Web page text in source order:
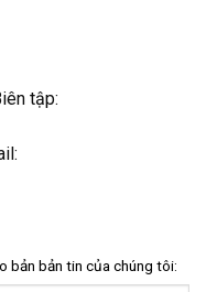
tập:
bản bản tin của chúng tôi: